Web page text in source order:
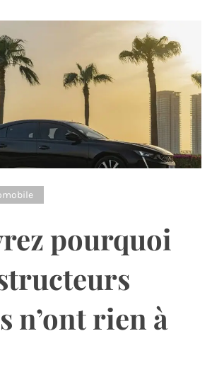
pourquoi
n’ont rien à